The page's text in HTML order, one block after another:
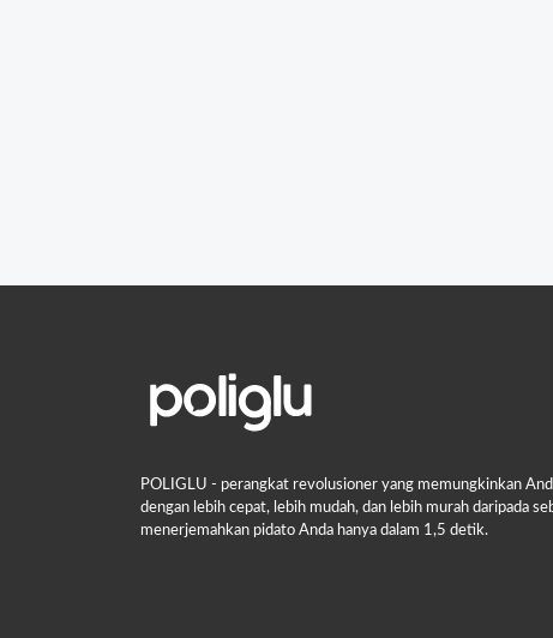
POLIGLU - perangkat revolusioner yang memungkinkan
dengan lebih cepat, lebih mudah, dan lebih murah daripada
menerjemahkan pidato Anda hanya dalam 1,5 detik.